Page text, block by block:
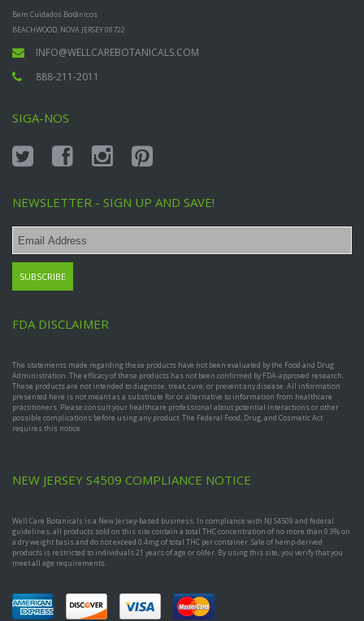
Bem Cuidados Botânicos
BEACHWOOD, NOVA JERSEY 08722
INFO@WELLCAREBOTANICALS.COM
888-211-2011
SIGA-NOS
NEWSLETTER - SIGN UP AND SAVE!
FDA DISCLAIMER
The statements made regarding these products have not been evaluated by the Food and Drug
Administration. The efficacy of these products has not been confirmed by FDA-approved research.
These products are not intended to diagnose, treat, cure, or prevent any disease. All information
presented here is not meant as a substitute for or alternative to information from healthcare
practitioners. Please consult your healthcare professional about potential interactions or other
possible complications before using any product. The Federal Food, Drug, and Cosmetic Act
requires this notice.
NEW JERSEY S4509 COMPLIANCE NOTICE
Well Care Botanicals is a New Jersey-based business. In compliance with NJ S4509 and federal
guidelines, all products sold on this site contain a total THC concentration of no more than 0.3% on
a dry weight basis and do not exceed 0.4mg of total THC per container. Sale of hemp-derived
products is restricted to individuals 21 years of age or older. By using this site, you verify that you
meet all age requirements.